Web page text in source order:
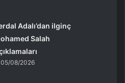
Adalı’dan ilginç
Salah
05/08/2026